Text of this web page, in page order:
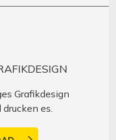
Grafikdesign
es.